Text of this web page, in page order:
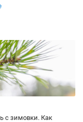
с зимовки. Как